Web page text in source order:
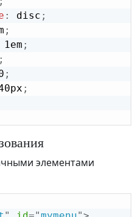
: disc ;
;
1em ;
;
;
;
элементами